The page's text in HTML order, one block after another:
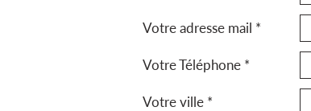
Votre adresse mail *
Votre Téléphone *
Votre ville *